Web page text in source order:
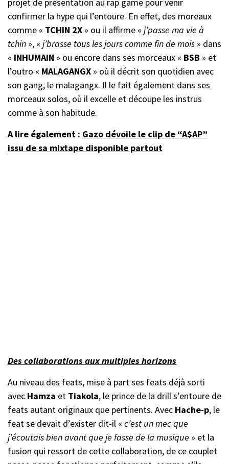
confirmer la hype qui l’entoure. En effet, des moreaux
comme « TCHIN 2X » ou il affirme « j’passe ma vie à
tchin », « j’brasse tous les jours comme fin de mois » dans
« INHUMAIN » ou encore dans ses morceaux « BSB » et
l’outro « MALAGANGX » où il décrit son quotidien avec
son gang, le malagangx. Il le fait également dans ses
morceaux solos, où il excelle et découpe les instrus
comme à son habitude.
A lire également : Gazo dévoile le clip de “A$AP”
issu de sa mixtape disponible partout
Des collaborations aux multiples horizons
Au niveau des feats, mise à part ses feats déjà sorti
avec Hamza et Tiakola, le prince de la drill s’entoure de
feats autant originaux que pertinents. Avec Hache-p, le
feat se devait d’exister dit-il « c’est un mec que
j’écoutais bien avant que je fasse de la musique » et la
fusion qui ressort de cette collaboration, de ce couplet